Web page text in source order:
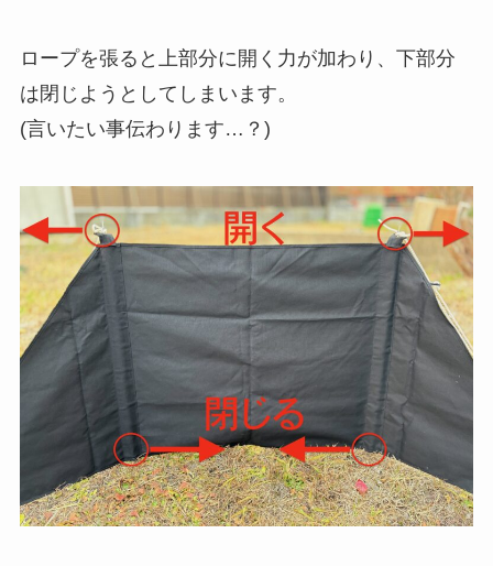
ロープを張ると上部分に開く力が加わり、下部分
は閉じようとしてしまいます。
(言いたい事伝わります…？)